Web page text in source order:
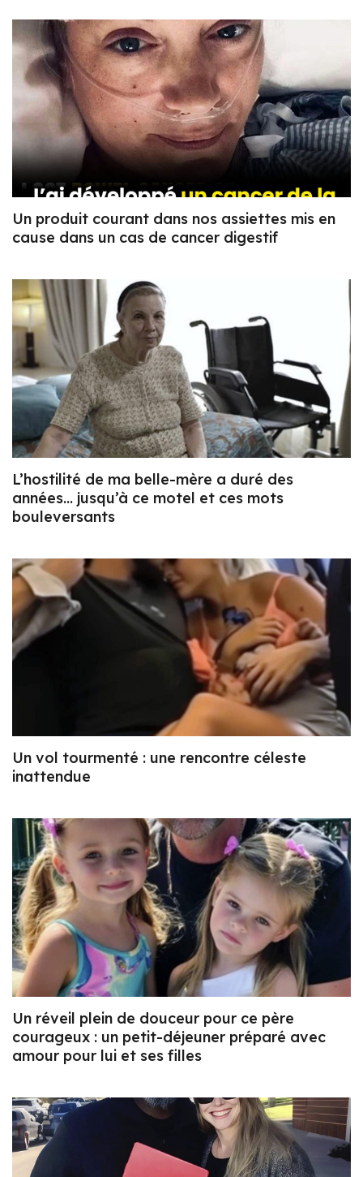
Un produit courant dans nos assiettes mis en
cause dans un cas de cancer digestif
L’hostilité de ma belle-mère a duré des
années… jusqu’à ce motel et ces mots
bouleversants
Un vol tourmenté : une rencontre céleste
inattendue
Un réveil plein de douceur pour ce père
courageux : un petit-déjeuner préparé avec
amour pour lui et ses filles